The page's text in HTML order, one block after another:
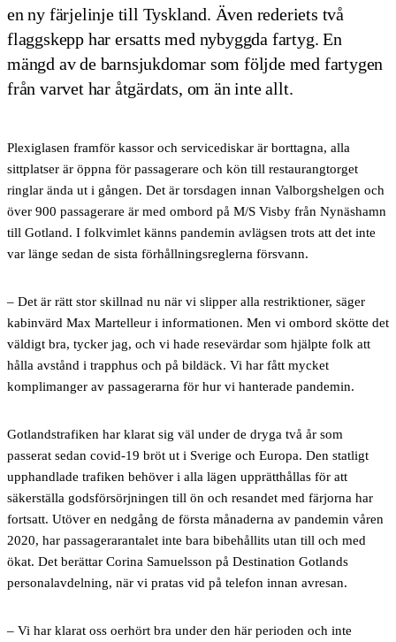
en ny färjelinje till Tyskland. Även rederiets två
flaggskepp har ersatts med nybyggda fartyg. En
mängd av de barnsjukdomar som följde med fartygen
från varvet har åtgärdats, om än inte allt.
Plexiglasen framför kassor och servicediskar är borttagna, alla
sittplatser är öppna för passagerare och kön till restaurangtorget
ringlar ända ut i gången. Det är torsdagen innan Valborgshelgen och
över 900 passagerare är med ombord på M/S Visby från Nynäshamn
till Gotland. I folkvimlet känns pandemin avlägsen trots att det inte
var länge sedan de sista förhållningsreglerna försvann.
– Det är rätt stor skillnad nu när vi slipper alla restriktioner, säger
kabinvärd Max Martelleur i informationen. Men vi ombord skötte det
väldigt bra, tycker jag, och vi hade resevärdar som hjälpte folk att
hålla avstånd i trapphus och på bildäck. Vi har fått mycket
komplimanger av passagerarna för hur vi hanterade pandemin.
Gotlandstrafiken har klarat sig väl under de dryga två år som
passerat sedan covid-19 bröt ut i Sverige och Europa. Den statligt
upphandlade trafiken behöver i alla lägen upprätthållas för att
säkerställa godsförsörjningen till ön och resandet med färjorna har
fortsatt. Utöver en nedgång de första månaderna av pandemin våren
2020, har passagerarantalet inte bara bibehållits utan till och med
ökat. Det berättar Corina Samuelsson på Destination Gotlands
personalavdelning, när vi pratas vid på telefon innan avresan.
– Vi har klarat oss oerhört bra under den här perioden och inte